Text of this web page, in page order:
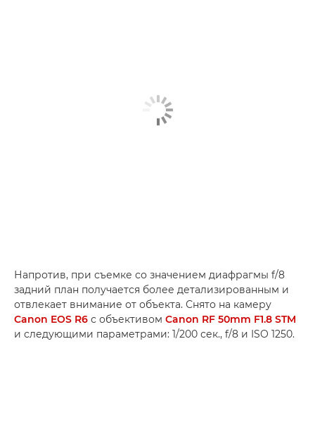
Напротив, при съемке со значением диафрагмы f/8
задний план получается более детализированным и
отвлекает внимание от объекта. Снято на камеру
Canon EOS R6 с объективом Canon RF 50mm F1.8 STM
и следующими параметрами: 1/200 сек., f/8 и ISO 1250.